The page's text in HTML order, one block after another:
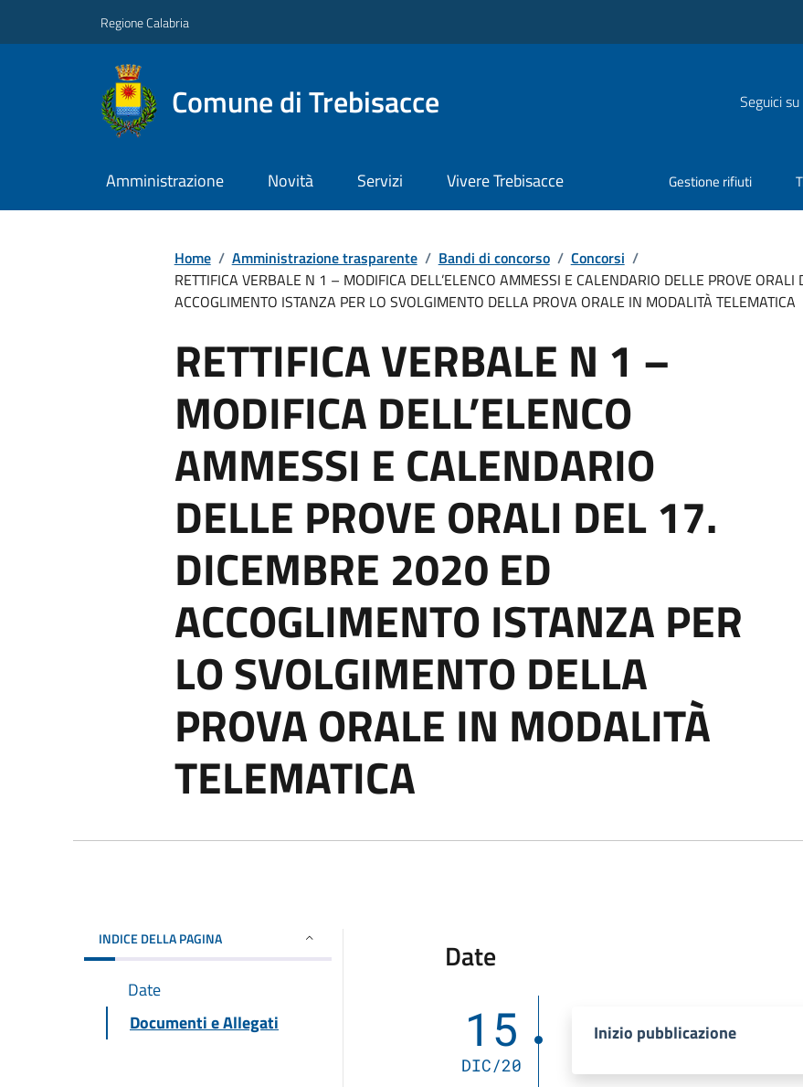
Regione Calabria
Comune di Trebisacce Seguici su
Amministrazione Novità Servizi Vivere Trebisacce Gestione rifiuti
Home / Amministrazione trasparente / Bandi di concorso / Concorsi /
RETTIFICA VERBALE N 1 – MODIFICA DELL’ELENCO AMMESSI E CALENDARIO DELLE PROVE
ACCOGLIMENTO ISTANZA PER LO SVOLGIMENTO DELLA PROVA ORALE IN MODALITÀ TELEMATICA
RETTIFICA VERBALE N 1 –
MODIFICA DELL’ELENCO
AMMESSI E CALENDARIO
DELLE PROVE ORALI DEL 17.
DICEMBRE 2020 ED
ACCOGLIMENTO ISTANZA PER
LO SVOLGIMENTO DELLA
PROVA ORALE IN MODALITÀ
TELEMATICA
INDICE DELLA PAGINA
Date
Documenti e Allegati
Date
15
DIC/20
Inizio pubblicazione